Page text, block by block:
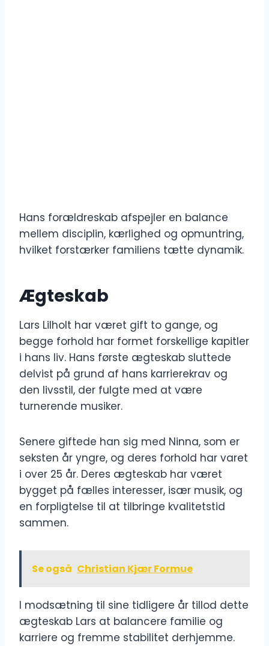
Hans forældreskab afspejler en balance
mellem disciplin, kærlighed og opmuntring,
hvilket forstærker familiens tætte dynamik.
Ægteskab
Lars Lilholt har været gift to gange, og
begge forhold har formet forskellige kapitler
i hans liv. Hans første ægteskab sluttede
delvist på grund af hans karrierekrav og
den livsstil, der fulgte med at være
turnerende musiker.
Senere giftede han sig med Ninna, som er
seksten år yngre, og deres forhold har varet
i over 25 år. Deres ægteskab har været
bygget på fælles interesser, især musik, og
en forpligtelse til at tilbringe kvalitetstid
sammen.
Se også Christian Kjær Formue
I modsætning til sine tidligere år tillod dette
ægteskab Lars at balancere familie og
karriere og fremme stabilitet derhjemme.